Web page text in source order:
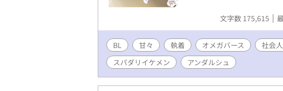
涯孤独の楓が紡ぐ身分差恋
文字数 175,615
BL 甘々 執着 オメガバース 社会
スパダリイケメン
アンダルシュ